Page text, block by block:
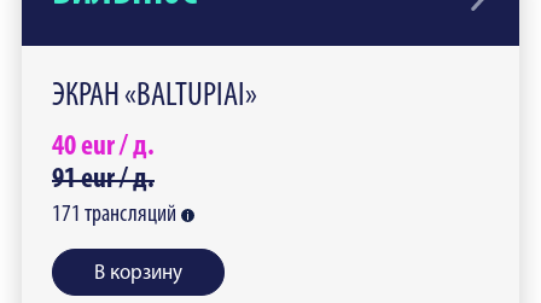
ЭКРАН «BALTUPIAI»
40eur /д.
91eur /д.
171 трансляций
В корзину